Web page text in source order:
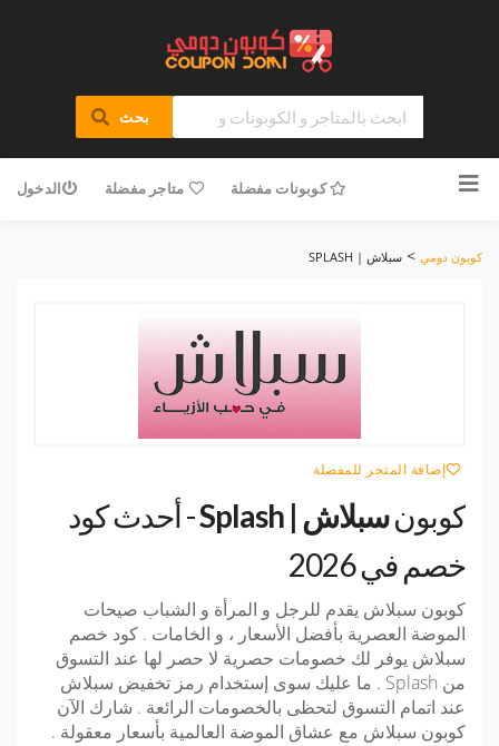
بحث
للمحتوى
كوبونات مفضلة متاجر مفضلة الدخول
كوبون دومي > سبلاش | SPLASH
إضافة المتجر للمفضلة
كوبونسبلاش | Splash
- أحدث كود
خصم في 2026
كوبون سبلاش يقدم للرجل و المرأة و الشباب صيحات
الموضة العصرية بأفضل الأسعار ، و الخامات . كود خصم
سبلاش يوفر لك خصومات حصرية لا حصر لها عند التسوق
من Splash . ما عليك سوى إستخدام رمز تخفيض سبلاش
عند اتمام التسوق لتحظى بالخصومات الرائعة . شارك الآن
كوبون سبلاش مع عشاق الموضة العالمية بأسعار معقولة .